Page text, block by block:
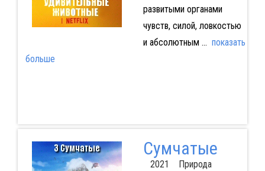
развитыми органами
чувств, силой, ловкостью
и абсолютным ... показать
больше
Сумчатые
2021 Природа